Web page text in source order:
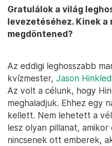
Gratulálok a világ
levezetéséhez. Kinek
megdöntened?
Az eddigi leghosszabb
kvízmester, Jason
Az volt a célunk, hogy
meghaladjuk. Ehhez egy
kellett. Nem lehetett a
lesz olyan pillanat,
nincsenek ott emberek,